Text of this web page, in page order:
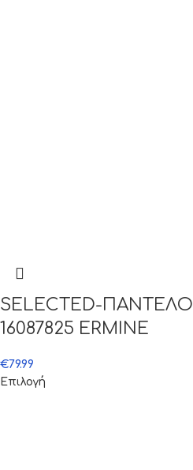
SELECTED-
16087825 ERMINE
€79.99
Επιλογή